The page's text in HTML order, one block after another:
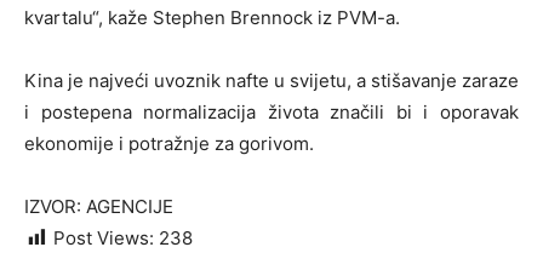
kvartalu“, kaže Stephen Brennock iz PVM-a.
Kina je najveći uvoznik nafte u svijetu, a stišavanje zaraze
i postepena normalizacija života značili bi i oporavak
ekonomije i potražnje za gorivom.
IZVOR: AGENCIJE
Post Views: 238